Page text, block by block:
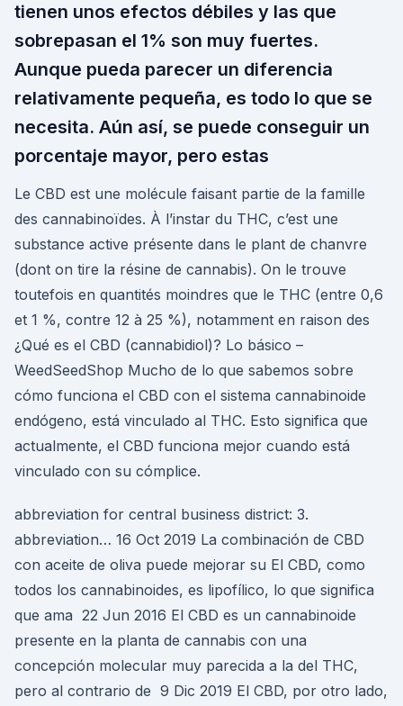
tienen unos efectos débiles y las que
sobrepasan el 1% son muy fuertes.
Aunque pueda parecer un diferencia
relativamente pequeña, es todo lo que se
necesita. Aún así, se puede conseguir un
porcentaje mayor, pero estas
Le CBD est une molécule faisant partie de la famille
des cannabinoïdes. À l’instar du THC, c’est une
substance active présente dans le plant de chanvre
(dont on tire la résine de cannabis). On le trouve
toutefois en quantités moindres que le THC (entre 0,6
et 1 %, contre 12 à 25 %), notamment en raison des
¿Qué es el CBD (cannabidiol)? Lo básico –
WeedSeedShop Mucho de lo que sabemos sobre
cómo funciona el CBD con el sistema cannabinoide
endógeno, está vinculado al THC. Esto significa que
actualmente, el CBD funciona mejor cuando está
vinculado con su cómplice.
abbreviation for central business district: 3.
abbreviation… 16 Oct 2019 La combinación de CBD
con aceite de oliva puede mejorar su El CBD, como
todos los cannabinoides, es lipofílico, lo que significa
que ama 22 Jun 2016 El CBD es un cannabinoide
presente en la planta de cannabis con una
concepción molecular muy parecida a la del THC,
pero al contrario de 9 Dic 2019 El CBD, por otro lado,